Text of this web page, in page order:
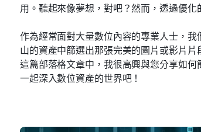
用。聽起來像夢想，對吧？然而，透過優
作為經常面對大量數位內容的專業人士，
山的資產中篩選出那張完美的圖片或影片
這篇部落格文章中，我很高興與您分享如
一起深入數位資產的世界吧！